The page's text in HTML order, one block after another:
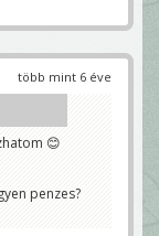
több mint 6 éve
😊
penzes?